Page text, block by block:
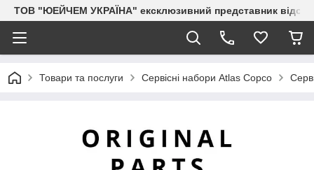
ТОВ "ЮЕЙЧЕМ УКРАЇНА" ексклюзивний представник відомих
Товари та послуги Сервісні набори Atlas Copco